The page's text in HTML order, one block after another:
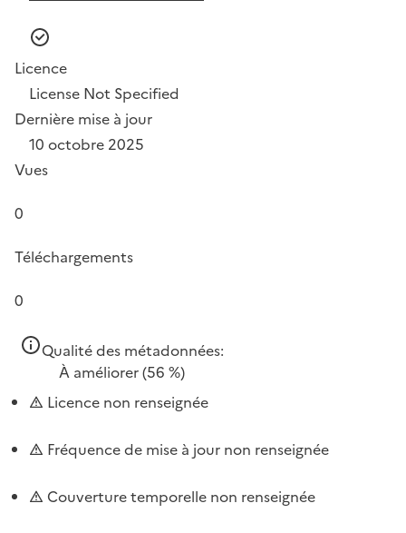
Licence
License Not Specified
Dernière mise à jour
10 octobre 2025
Vues
0
Téléchargements
0
Qualité des métadonnées:
À améliorer(56 %)
Licence non renseignée
Fréquence de mise à jour non renseignée
Couverture temporelle non renseignée